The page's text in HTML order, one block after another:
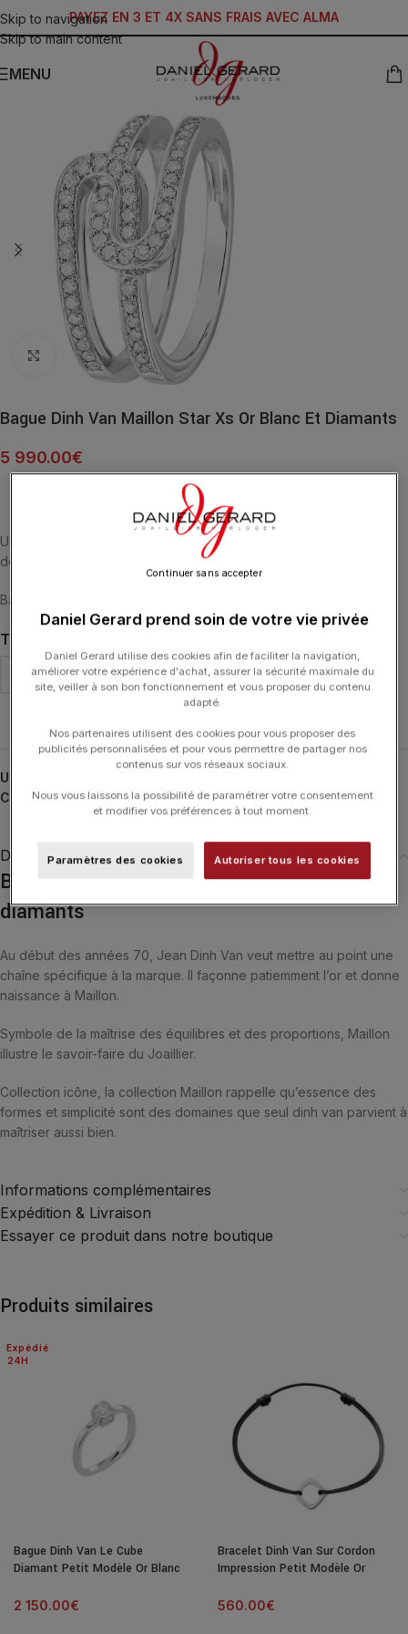
Skip to navigation
Skip to main content
PAYEZ EN 3 ET 4X SANS FRAIS AVEC ALMA
MENU
Click to enlarge
Bague Dinh Van Maillon Star Xs Or Blanc Et Diamants
5 990.00€
Une version exclusive du célèbre Maillon dinh van. Le maillon se
déchaîne et s’enchaîne, en or blanc serti de diamants.
Bague dinh van Maillon Star XS, or blanc et diamants
TAILLE DE DOIGT
UGS :
Catégories : Bagues Bagues, DINH VAN, Typologies
Description
Bague Dinh Van Maillon Star XS or blanc et
diamants
Au début des années 70, Jean Dinh Van veut mettre au point une
chaîne spécifique à la marque. Il façonne patiemment l’or et donne
naissance à Maillon.
Symbole de la maîtrise des équilibres et des proportions, Maillon
illustre le savoir-faire du Joaillier.
Collection icône, la collection Maillon rappelle qu’essence des
formes et simplicité sont des domaines que seul dinh van parvient à
maîtriser aussi bien.
Informations complémentaires
Expédition & Livraison
Essayer ce produit dans notre boutique
Produits similaires
24H
Expédié
Bague Dinh Van Le Cube
Diamant Petit Modèle Or Blanc
2 150.00€
Bracelet Dinh Van Sur Cordon
Impression Petit Modèle Or
560.00€
Daniel Gerard prend soin de votre vie privée
Daniel Gerard utilise des cookies afin de faciliter la navigation,
améliorer votre expérience d'achat, assurer la sécurité maximale du
site, veiller à son bon fonctionnement et vous proposer du contenu
adapté.
Nos partenaires utilisent des cookies pour vous proposer des
publicités personnalisées et pour vous permettre de partager nos
contenus sur vos réseaux sociaux.
Nous vous laissons la possibilité de paramétrer votre consentement
et modifier vos préférences à tout moment.
Paramètres des cookies Autoriser tous les cookies
Continuer sans accepter